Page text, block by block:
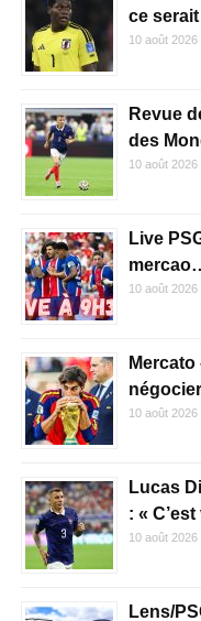
ce
10 août 2026
Revue
des
10 août 2026
Live
10 août 2026
10 août 2026
Lucas
: «
10 août 2026
Lens/